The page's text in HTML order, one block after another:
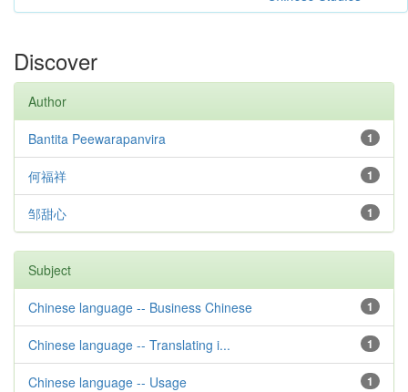
Discover
Author
1
Bantita Peewarapanvira
1
何福祥
1
邹甜心
Subject
1
Chinese language -- Business Chinese
1
Chinese language -- Translating i...
1
Chinese language -- Usage